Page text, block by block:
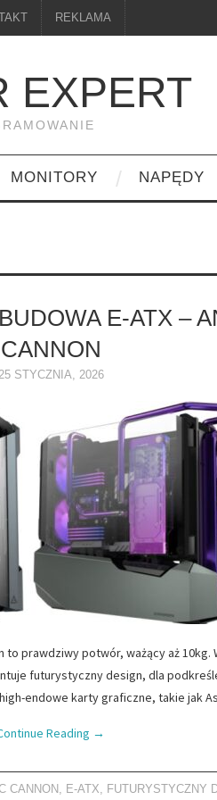
REKLAMA
EXPERT
MONITORY NAPĘDY
E-ATX –
CANNON
STYCZNIA, 2026
to prawdziwy potwór, ważący aż 10kg.
futurystyczny design, dla
endowe karty graficzne, takie jak
Reading →
CANNON E-ATX FUTURYSTYCZNY